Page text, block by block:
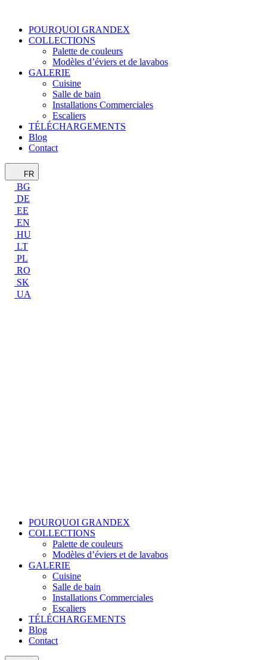
POURQUOI GRANDEX
COLLECTIONS
Palette de couleurs
Modèles d’éviers et de lavabos
GALERIE
Cuisine
Salle de bain
Installations Commerciales
Escaliers
TÉLÉCHARGEMENTS
Blog
Contact
FR
BG
DE
EE
EN
HU
LT
PL
RO
SK
UA
POURQUOI GRANDEX
COLLECTIONS
Palette de couleurs
Modèles d’éviers et de lavabos
GALERIE
Cuisine
Salle de bain
Installations Commerciales
Escaliers
TÉLÉCHARGEMENTS
Blog
Contact